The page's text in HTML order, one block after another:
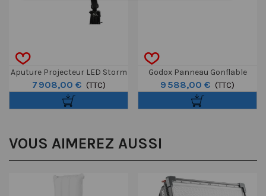
Aputure Projecteur LED Storm
CS32 Avec Réflecteur
7 908,00 € (TTC)
Godox Panneau Gonflable
KNOWLED AM1600R Color 4x8
9 588,00 € (TTC)
VOUS AIMEREZ AUSSI